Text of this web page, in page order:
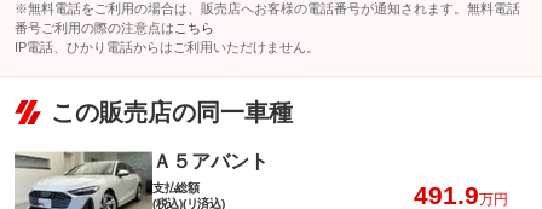
※無料電話をご利用の場合は、販売店へお客様の電話番号が通知されます。無料電話
番号ご利用の際の注意点は こちら
IP電話、ひかり電話からはご利用いただけません。
この販売店の同一車種
Ａ５アバント
支払総額
(税込)(リ済込)
491.9万円